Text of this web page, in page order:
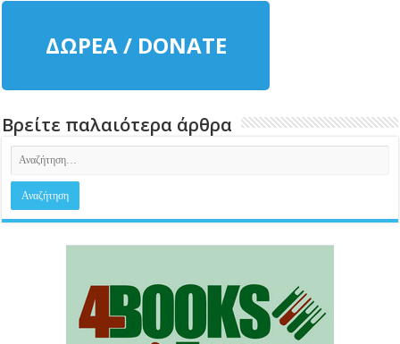
ΔΩΡΕΑ / DONATE
Βρείτε παλαιότερα άρθρα